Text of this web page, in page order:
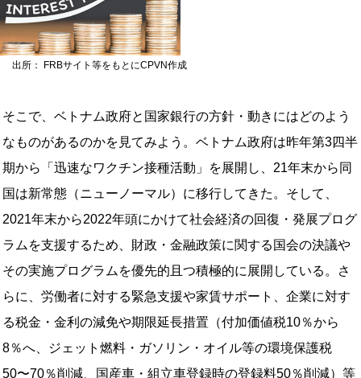
出所： FRBサイト等をもとにCPVN作成
そこで、ベトナム政府と国家銀行の方針・動きにはどのよう
なものがあるのかを見てみよう。ベトナム政府は昨年第3四半
期から「迅速なワクチン接種活動」を展開し、21年末から同
国は新常態（ニューノーマル）に移行してきた。そして、
2021年末から2022年頭にかけて社会経済の回復・発展プログ
ラムを支援するため、財政・金融政策に関する国会の決議や
その実施プログラムを優先的且つ積極的に展開している。さ
らに、労働者に対する緊急支援や家賃サポート、企業に対す
る税金・金利の減免や期限延長措置（付加価値税10％から
8％へ、ジェット燃料・ガソリン・オイル等の環境保護税
50〜70％削減、国産車・組立車登録時の登録料50％削減）等